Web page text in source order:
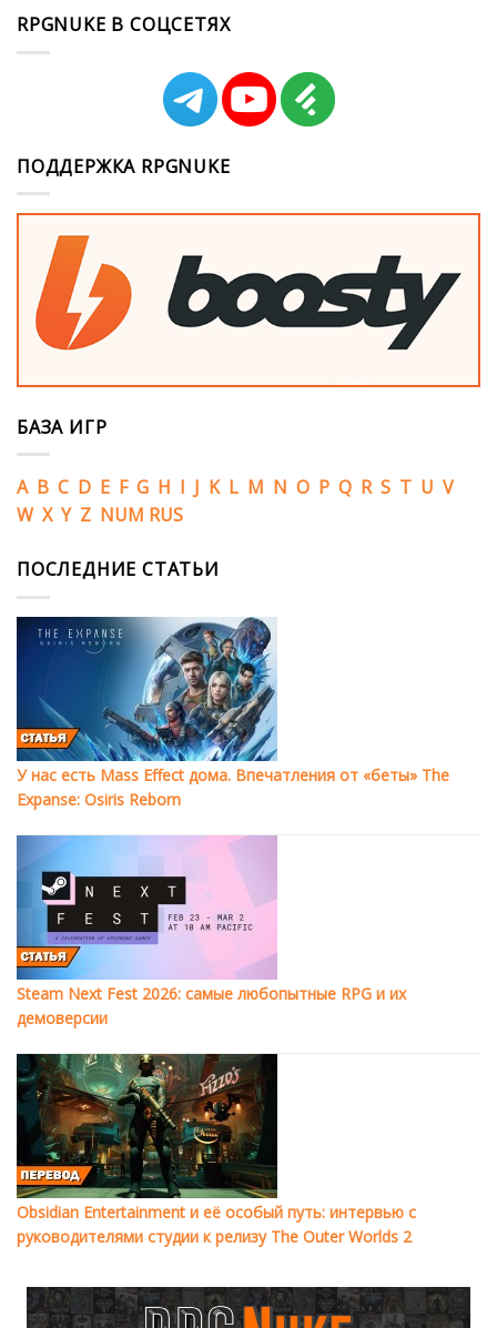
RPGNUKE В СОЦСЕТЯХ
ПОДДЕРЖКА RPGNUKE
БАЗА ИГР
A B C D E F G H I J K L M N O P Q R S T U V
W X Y Z NUM RUS
ПОСЛЕДНИЕ СТАТЬИ
У нас есть Mass Effect дома. Впечатления от «беты» The
Expanse: Osiris Reborn
Steam Next Fest 2026: самые любопытные RPG и их
демоверсии
Obsidian Entertainment и её особый путь: интервью с
руководителями студии к релизу The Outer Worlds 2